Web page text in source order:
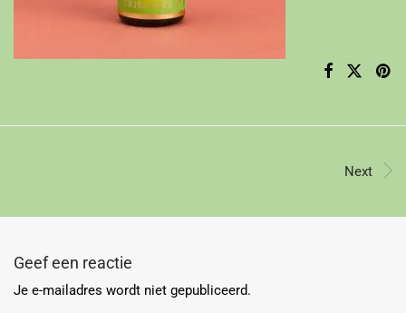
Next
Geef een reactie
Je e-mailadres wordt niet gepubliceerd.